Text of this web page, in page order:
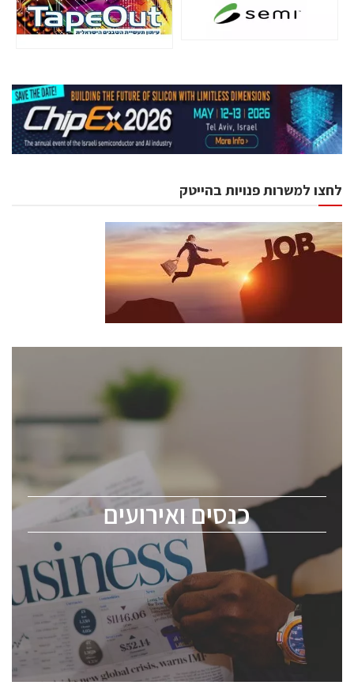
לחצו למשרות פנויות בהייטק
כנסים ואירועים
כנסים ואירועים
לכל העוסקים בתעשיית הסמיקונדקטור כולל מהנדסים,
ChipEx2026 will be held on May 12-13, 2026. The
conference is intended for everyone involved in the
semiconductor industry, including engineers,
professional experts, and senior executives.
לחץ לפרטים